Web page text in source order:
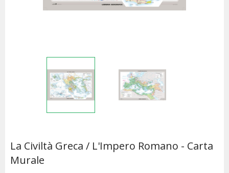
La Civiltà Greca / L'Impero Romano - Carta
Murale